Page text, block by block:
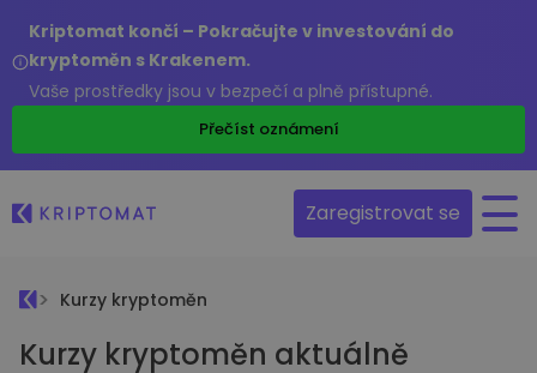
Kriptomat končí – Pokračujte v investování do
kryptoměn s Krakenem.
Vaše prostředky jsou v bezpečí a plně přístupné.
Přečíst oznámení
Zaregistrovat se
Kurzy kryptoměn
Kurzy kryptoměn aktuálně